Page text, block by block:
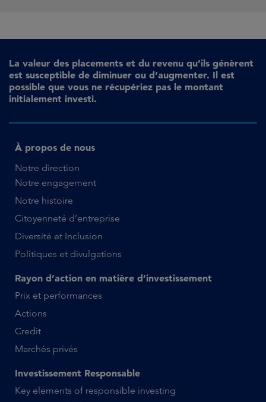
La valeur des placements et du revenu qu’ils génèrent
est susceptible de diminuer ou d’augmenter. Il est
possible que vous ne récupériez pas le montant
initialement investi.
À propos de nous
Notre direction
Notre engagement
Notre histoire
Citoyenneté d’entreprise
Diversité et Inclusion
Politiques et divulgations
Rayon d’action en matière d’investissement
Prix et performances
Actions
Credit
Marchés privés
Investissement Responsable
Key elements of responsible investing